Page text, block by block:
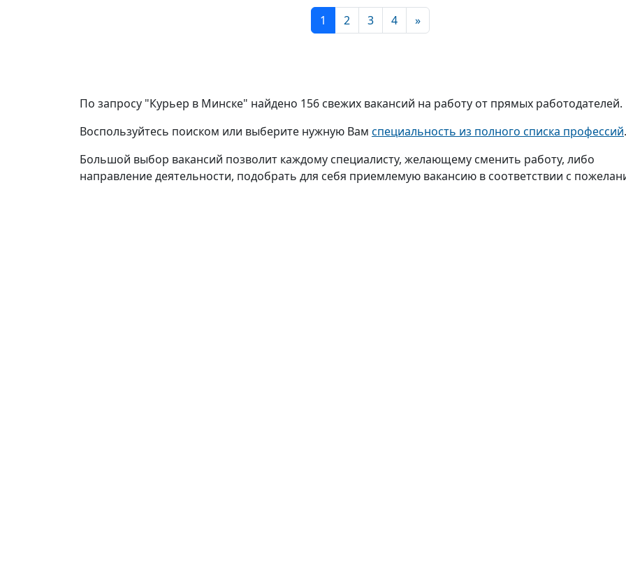
1 2 3 4 »
По запросу "Курьер в Минске" найдено 156 свежих вакансий на работу от прямых работодателей.
Воспользуйтесь поиском или выберите нужную Вам специальность из полного списка профессий.
Большой выбор вакансий позволит каждому специалисту, желающему сменить работу, либо
направление деятельности, подобрать для себя приемлемую вакансию в соответствии с